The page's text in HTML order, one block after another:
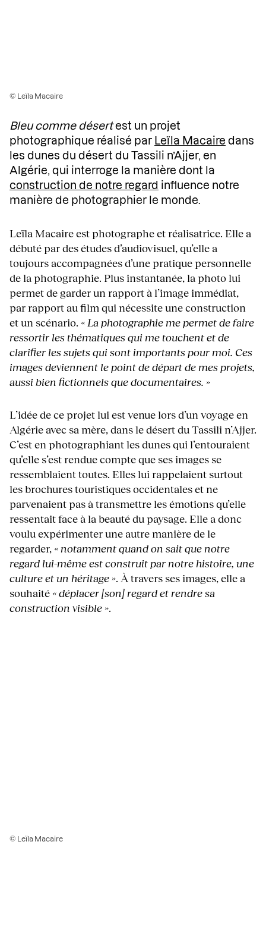
© Leïla Macaire
Bleu comme désertest un projet
photographique réalisé par Leïla Macaire dans
les dunes du désert du Tassili n’Ajjer, en
Algérie, qui interroge la manière dont la
construction de notre regard influence notre
manière de photographier le monde.
Leïla Macaire est photographe et réalisatrice. Elle a
débuté par des études d’audiovisuel, qu’elle a
toujours accompagnées d’une pratique personnelle
de la photographie. Plus instantanée, la photo lui
permet de garder un rapport à l’image immédiat,
par rapport au film qui nécessite une construction
et un scénario. « La photographie me permet de faire
ressortir les thématiques qui me touchent et de
clarifier les sujets qui sont importants pour moi. Ces
images deviennent le point de départ de mes projets,
aussi bien fictionnels que documentaires. »
L’idée de ce projet lui est venue lors d’un voyage en
Algérie avec sa mère, dans le désert du Tassili n’Ajjer.
C’est en photographiant les dunes qui l’entouraient
qu’elle s’est rendue compte que ses images se
ressemblaient toutes. Elles lui rappelaient surtout
les brochures touristiques occidentales et ne
parvenaient pas à transmettre les émotions qu’elle
ressentait face à la beauté du paysage. Elle a donc
voulu expérimenter une autre manière de le
regarder, « notamment quand on sait que notre
regard lui-même est construit par notre histoire, une
culture et un héritage ». À travers ses images, elle a
souhaité « déplacer [son] regard et rendre sa
construction visible ».
© Leïla Macaire